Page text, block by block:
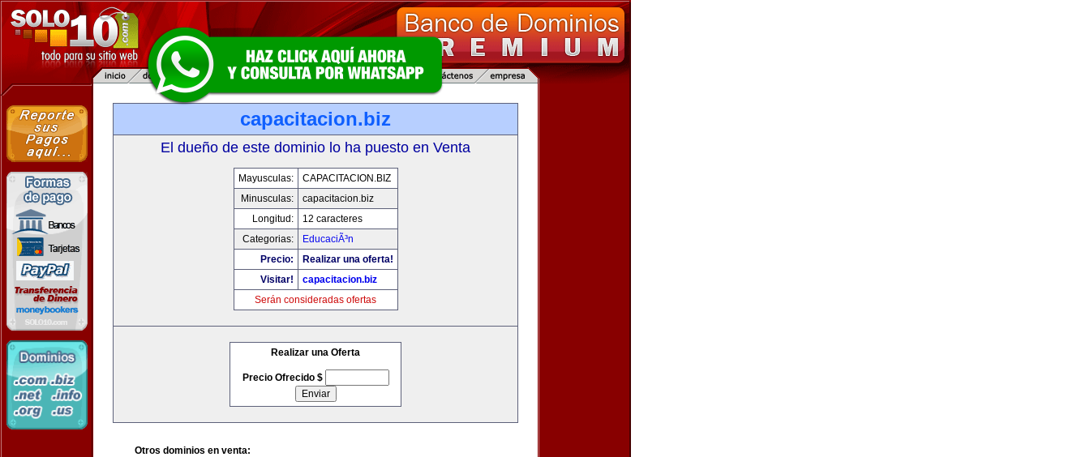
capacitacion.biz
El dueño de este dominio lo ha puesto en Venta
Mayusculas:
CAPACITACION.BIZ
Minusculas:
capacitacion.biz
Longitud:
12 caracteres
Categorias:
EducaciÃ³n
Precio:
Realizar una oferta!
Visitar!
capacitacion.biz
Serán consideradas ofertas
Realizar una Oferta
Precio Ofrecido $
Otros dominios en venta: